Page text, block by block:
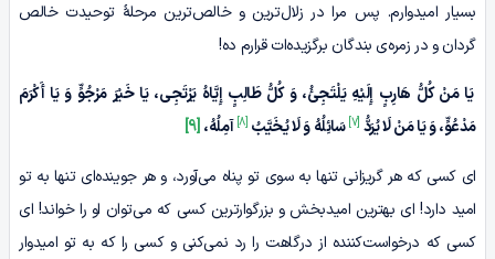
بسیار امیدوارم. پس مرا در زلال‌ترین و خالص‌ترین مرحلۀ توحیدت خالص
گردان و در زمره‌ی بندگان برگزیده‌ات قرارم ده!
یَا مَنْ کُلُّ هَارِبٍ إِلَیْهِ یَلْتَجِئُ، وَ کُلُّ طَالِبٍ إِیَّاهُ یَرْتَجِی، یَا خَیْرَ مَرْجُوٍّ وَ یَا أَکْرَمَ
مَدْعُوٍّ، وَ یَا مَنْ لَا یُرَدُّ [7] سَائِلُهُ وَ لَا یُخَیَّبُ [8] آمِلُهُ،[9]
ای کسی که هر گریزانی تنها به سوی تو پناه می‌آورد، و هر جوینده‌ای تنها به تو
امید دارد! ای بهترین امیدبخش و بزرگوارترین کسی که می‌توان او را خواند! ای
کسی که درخواست‌کننده از درگاهت را رد نمی‌کنی و کسی را که به تو امیدوار